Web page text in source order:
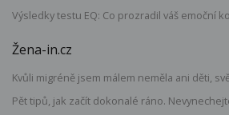
Výsledky testu EQ: Co prozradil váš emoční
Žena-in.cz
Kvůli migréně jsem málem neměla ani děti,
Pět tipů, jak začít dokonalé ráno.